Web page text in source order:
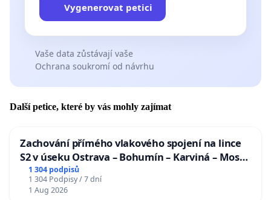
Vygenerovat petici
Vaše data zůstávají vaše
Ochrana soukromí od návrhu
Další petice, které by vás mohly zajímat
Zachování přímého vlakového spojení na lince
S2 v úseku Ostrava – Bohumín – Karviná – Mosty
u Jablunkova
1 304 podpisů
1 304 Podpisy / 7 dní
1 Aug 2026